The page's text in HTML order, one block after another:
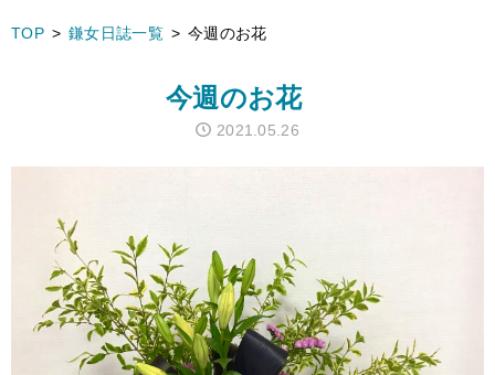
よくある質問
アクセス
サイトポリシー
卒業生の方へ
TOP 鎌女日誌一覧 今週のお花
今週のお花
2021.05.26